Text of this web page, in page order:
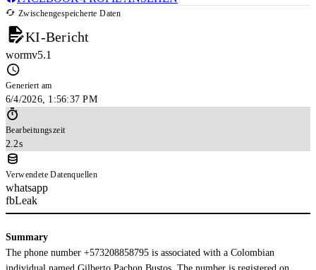
Zwischengespeicherte Daten
KI-Bericht
wormv5.1
Generiert am
6/4/2026, 1:56:37 PM
Bearbeitungszeit
2.2s
Verwendete Datenquellen
whatsapp
fbLeak
Summary
The phone number +573208858795 is associated with a Colombian